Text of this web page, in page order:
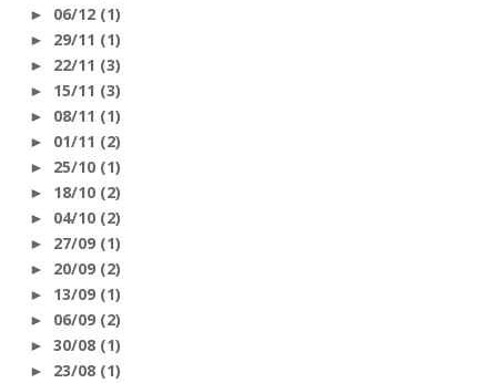
► 06/12 (1)
► 29/11 (1)
► 22/11 (3)
► 15/11 (3)
► 08/11 (1)
► 01/11 (2)
► 25/10 (1)
► 18/10 (2)
► 04/10 (2)
► 27/09 (1)
► 20/09 (2)
► 13/09 (1)
► 06/09 (2)
► 30/08 (1)
► 23/08 (1)